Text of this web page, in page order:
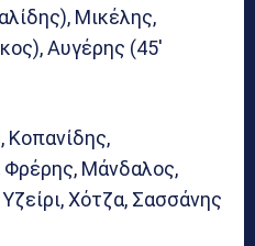
Μικέλης,
Αυγέρης (45′
Κοπανίδης,
Φρέρης, Μάνδαλος,
Χότζα, Σασσάνης